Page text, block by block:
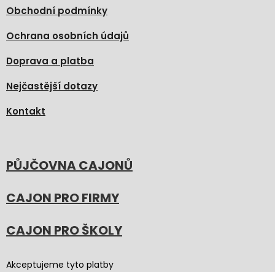
Obchodní podmínky
Ochrana osobních údajů
Doprava a platba
Nejčastější dotazy
Kontakt
PŮJČOVNA CAJONŮ
CAJON PRO FIRMY
CAJON PRO ŠKOLY
Akceptujeme tyto platby